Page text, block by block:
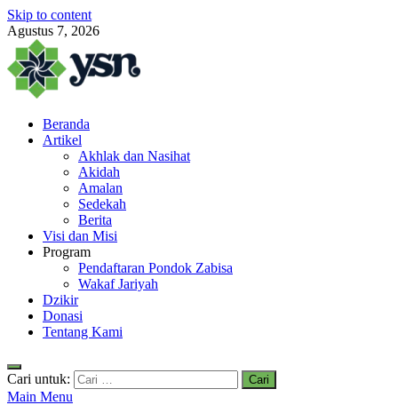
Skip to content
Agustus 7, 2026
Yayasan Subulussalam Nusantara
Yayasan Subulussalam Nusantara – Rumah Tahfidz Zabisa (Zaid bin
Tsabit) Temanggung – Tebar Manfaat untuk Ummat
Beranda
Artikel
Akhlak dan Nasihat
Akidah
Amalan
Sedekah
Berita
Visi dan Misi
Program
Pendaftaran Pondok Zabisa
Wakaf Jariyah
Dzikir
Donasi
Tentang Kami
Cari untuk:
Main Menu